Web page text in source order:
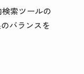
索ツールの
バランスを